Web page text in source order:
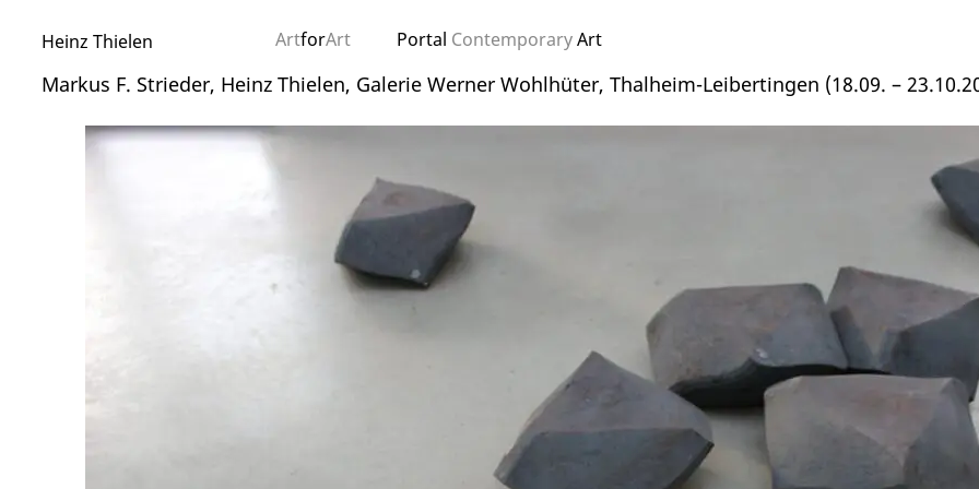
Heinz Thielen ArtforArt Portal ContemporaryArt
Markus F. Strieder, Heinz Thielen, Galerie Werner Wohlhüter, Thalheim-Leibertingen (18.09. –